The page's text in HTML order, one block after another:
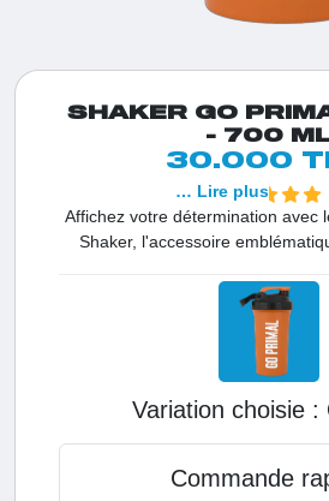
SHAKER GO
- 700
30.000
Affichez votre détermination avec
Shaker, l'accessoire
robuste et sa capacité de 700
indispensable en Tunisie pour
protéines les plus denses ou
explosifs en garantissant une
… Lire plus
Variation choisie :
Commande